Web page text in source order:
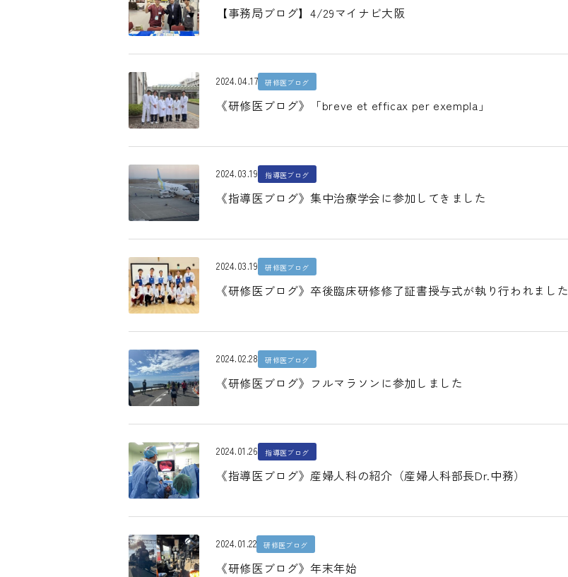
【事務局ブログ】4/29マイナビ大阪
2024.04.17 研修医ブログ
《研修医ブログ》「breve et efficax per exempla」
2024.03.19 指導医ブログ
《指導医ブログ》集中治療学会に参加してきました
2024.03.19 研修医ブログ
《研修医ブログ》卒後臨床研修修了証書授与式が執り行われました
2024.02.28 研修医ブログ
《研修医ブログ》フルマラソンに参加しました
2024.01.26 指導医ブログ
《指導医ブログ》産婦人科の紹介（産婦人科部長Dr.中務）
2024.01.22 研修医ブログ
《研修医ブログ》年末年始